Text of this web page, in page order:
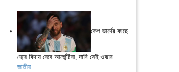
কেপ ভার্দের কাছে
হেরে বিদায় নেবে আর্জেন্টিনা, দাবি সেই ওঝার
জাতীয়